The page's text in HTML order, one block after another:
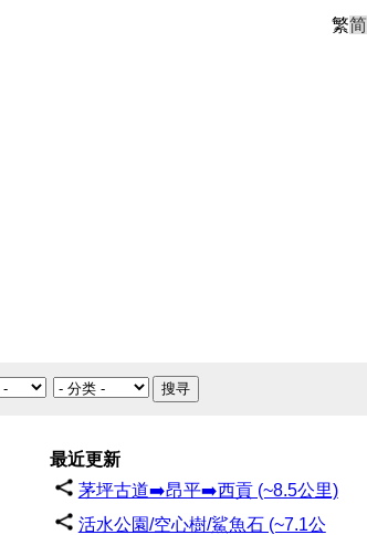
繁简
搜寻
最近更新
茅坪古道➡️昂平➡️西貢 (~8.5公里)
活水公園/空心樹/鯊魚石 (~7.1公